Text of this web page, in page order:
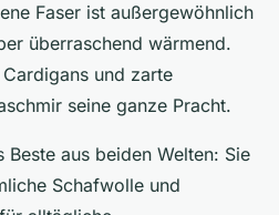
Faser ist außergewöhnlich
überraschend wärmend.
und zarte
seine ganze Pracht.
aus beiden Welten: Sie
Schafwolle und